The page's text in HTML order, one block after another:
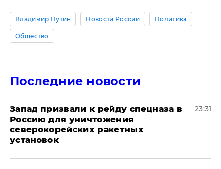
Владимир Путин Новости России Политика
Общество
Последние новости
Запад призвали к рейду спецназа в
Россию для уничтожения
северокорейских ракетных
установок
23:31